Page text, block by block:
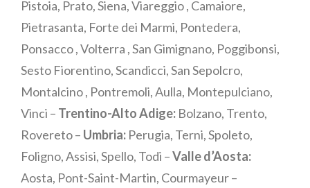
Pistoia, Prato, Siena, Viareggio , Camaiore,
Pietrasanta, Forte dei Marmi, Pontedera,
Ponsacco , Volterra , San Gimignano, Poggibonsi,
Sesto Fiorentino, Scandicci, San Sepolcro,
Montalcino , Pontremoli, Aulla, Montepulciano,
Vinci – Trentino-Alto Adige: Bolzano, Trento,
Rovereto – Umbria: Perugia, Terni, Spoleto,
Foligno, Assisi, Spello, Todi –Valle d’Aosta:
Aosta, Pont-Saint-Martin, Courmayeur –